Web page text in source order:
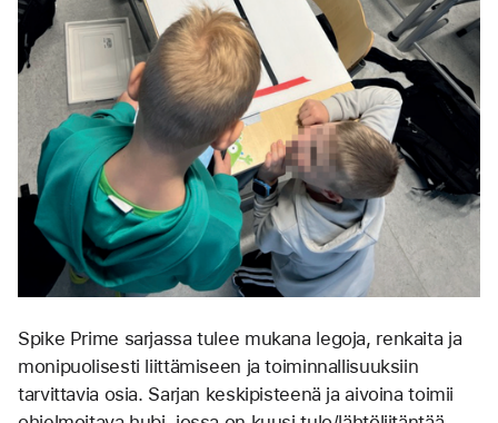
Spike Prime sarjassa tulee mukana legoja, renkaita ja
monipuolisesti liittämiseen ja toiminnallisuuksiin
tarvittavia osia. Sarjan keskipisteenä ja aivoina toimii